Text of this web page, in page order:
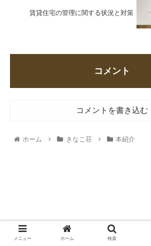
賃貸住宅の管理に関する状況と対策
コメント
コメントを書き込む
ホーム きなこ荘 本紹介
メニュー ホーム 検索